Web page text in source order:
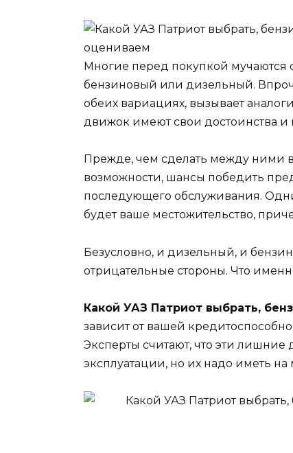
Многие перед покупкой мучаются
бензиновый или дизельный.
обеих вариациях, вызывает
движок имеют свои достоинства и
Прежде, чем сделать между ними
возможности, шансы победить
последующего обслуживания.
будет ваше местожительство,
Безусловно, и дизельный, и
отрицательные стороны. Что
Какой УАЗ Патриот выбрать,
зависит от вашей
Эксперты считают, что эти лишние
эксплуатации, но их надо иметь